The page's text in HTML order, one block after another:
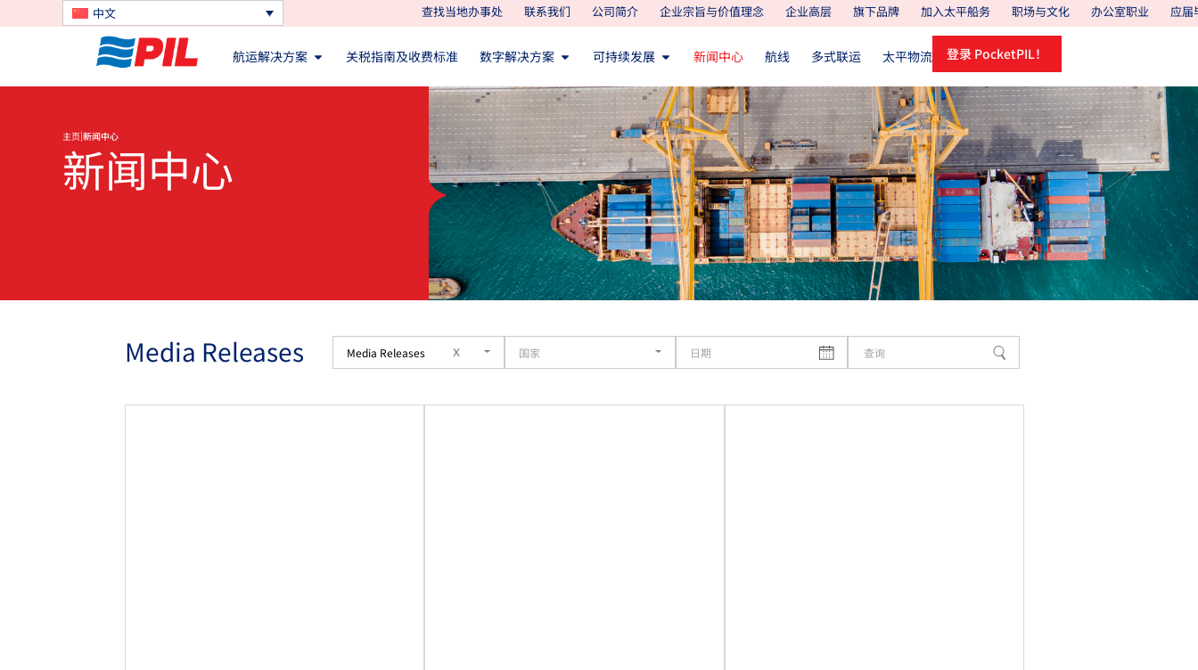
中文 查找当地办事处 联系我们 公司简介 企业宗旨与价值理念 企业高层 旗下品牌 加入太平船务 职场与文化 办公室职业 应届
航运解决方案 关税指南及收费标准 数字解决方案 可持续发展 新闻中心 航线 多式联运 太平物流 登录 PocketPIL！
主页|新闻中心
新闻中心
Media Releases Media Releases x 国家 日期